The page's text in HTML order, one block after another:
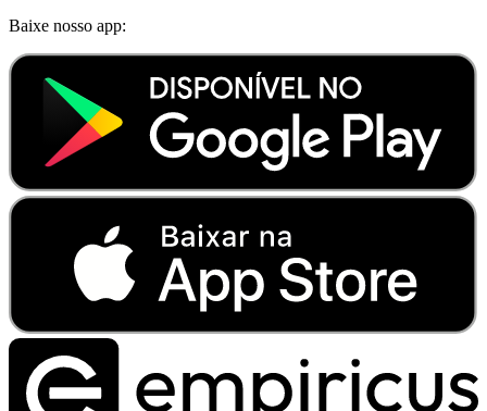
Baixe nosso app: